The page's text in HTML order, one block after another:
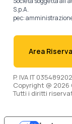
S.p.A.
pec:
Area
P. IVA IT
Copyright @ 2026
Tutti i diritti